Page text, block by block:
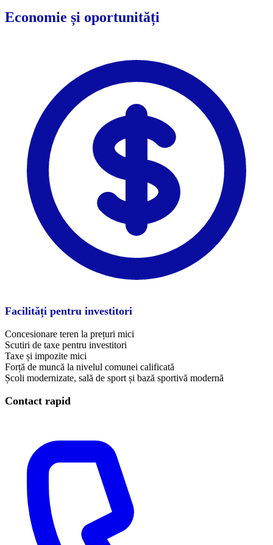
Economie și oportunități
Facilități pentru investitori
Concesionare teren la prețuri mici
Scutiri de taxe pentru investitori
Taxe și impozite mici
Forță de muncă la nivelul comunei calificată
Școli modernizate, sală de sport și bază sportivă modernă
Contact rapid